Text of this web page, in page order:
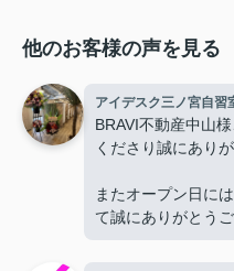
他のお客様の声を見る
アイデスク三ノ宮自習
BRAVI不動産中山
くださり誠にあり
またオープン日に
て誠にありがとうご